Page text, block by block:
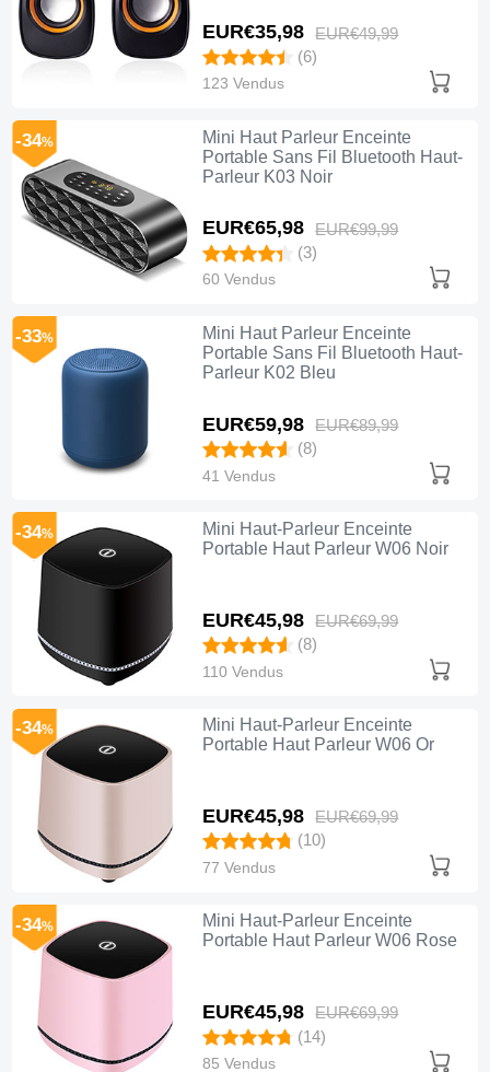
EUR€35,98 EUR€49,99
(6)
123 Vendus
Mini Haut Parleur Enceinte
Portable Sans Fil Bluetooth Haut-
Parleur K03 Noir
EUR€65,98 EUR€99,99
-34%
(3)
60 Vendus
Mini Haut Parleur Enceinte
Portable Sans Fil Bluetooth Haut-
Parleur K02 Bleu
EUR€59,98 EUR€89,99
-33%
(8)
41 Vendus
Mini Haut-Parleur Enceinte
Portable Haut Parleur W06 Noir
EUR€45,98 EUR€69,99
-34%
(8)
110 Vendus
Mini Haut-Parleur Enceinte
Portable Haut Parleur W06 Or
EUR€45,98 EUR€69,99
-34%
(10)
77 Vendus
Mini Haut-Parleur Enceinte
Portable Haut Parleur W06 Rose
EUR€45,98 EUR€69,99
-34%
(14)
85 Vendus